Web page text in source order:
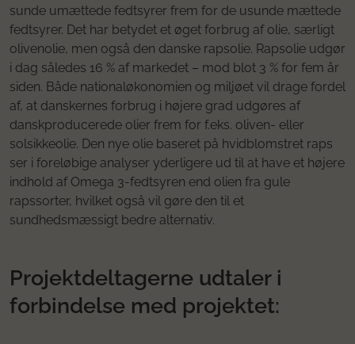
sunde umættede fedtsyrer frem for de usunde mættede
fedtsyrer. Det har betydet et øget forbrug af olie, særligt
olivenolie, men også den danske rapsolie. Rapsolie udgør
i dag således 16 % af markedet – mod blot 3 % for fem år
siden. Både nationaløkonomien og miljøet vil drage fordel
af, at danskernes forbrug i højere grad udgøres af
danskproducerede olier frem for f.eks. oliven- eller
solsikkeolie. Den nye olie baseret på hvidblomstret raps
ser i foreløbige analyser yderligere ud til at have et højere
indhold af Omega 3-fedtsyren end olien fra gule
rapssorter, hvilket også vil gøre den til et
sundhedsmæssigt bedre alternativ.
Projektdeltagerne udtaler i
forbindelse med projektet: